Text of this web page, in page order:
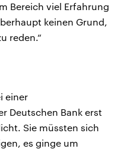
Bereich viel Erfahrung
keinen Grund,
reden.“
einer
Deutschen Bank erst
Sie müssten sich
es ginge um